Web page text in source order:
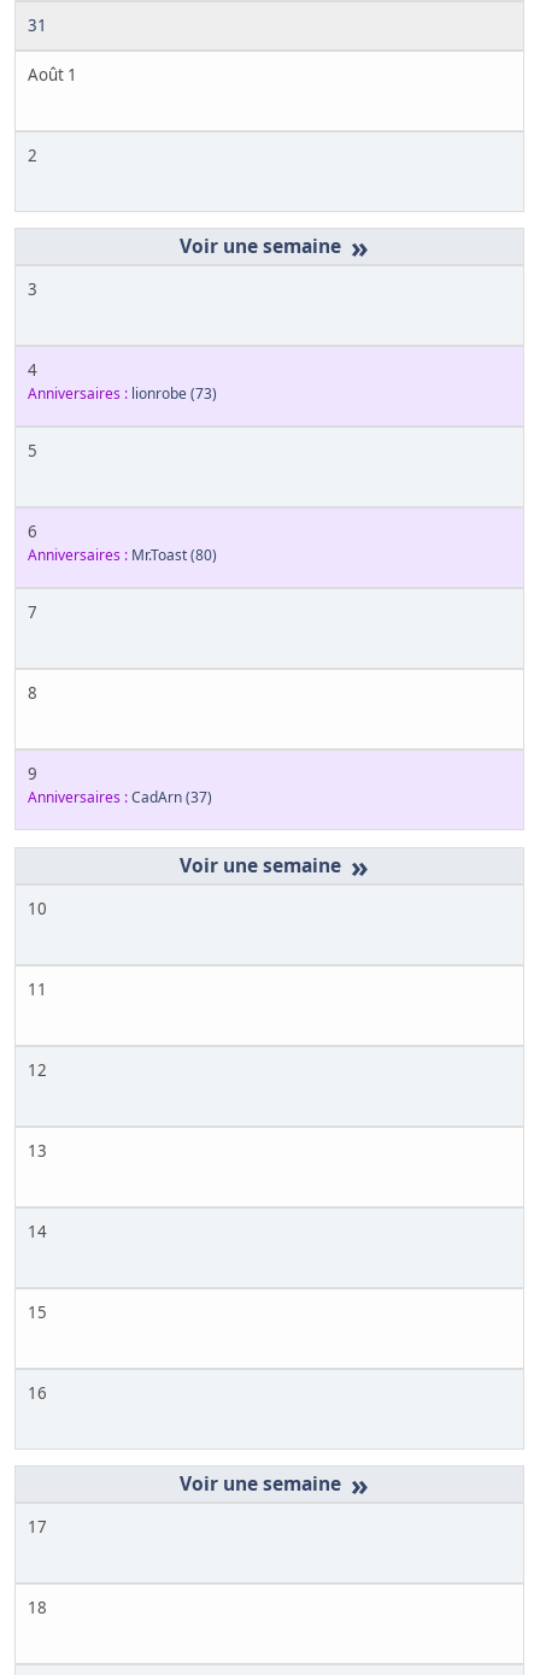
31
Août 1
2
»
3
4
Anniversaires : lionrobe(73)
5
6
Anniversaires : Mr.Toast(80)
7
8
9
Anniversaires :CadArn(37)
»
10
11
12
13
14
15
16
»
17
18